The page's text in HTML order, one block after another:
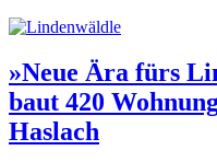
»Neue Ära fürs
baut 420
Haslach